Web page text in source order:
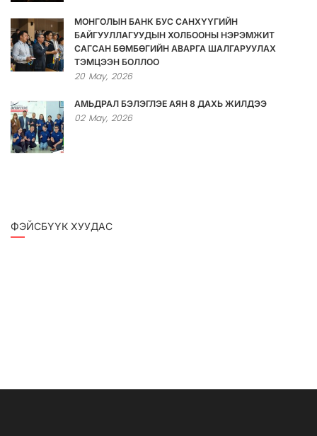
МОНГОЛЫН БАНК БУС САНХҮҮГИЙН
БАЙГУУЛЛАГУУДЫН ХОЛБООНЫ НЭРЭМЖИТ
САГСАН БӨМБӨГИЙН АВАРГА ШАЛГАРУУЛАХ
ТЭМЦЭЭН БОЛЛОО
20 May, 2026
АМЬДРАЛ БЭЛЭГЛЭЕ АЯН 8 ДАХЬ ЖИЛДЭЭ
02 May, 2026
ФЭЙСБҮҮК ХУУДАС